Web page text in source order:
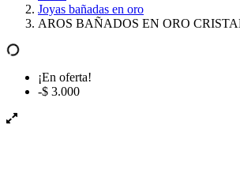
Joyas bañadas en oro
AROS BAÑADOS EN ORO
¡En oferta!
-$ 3.000